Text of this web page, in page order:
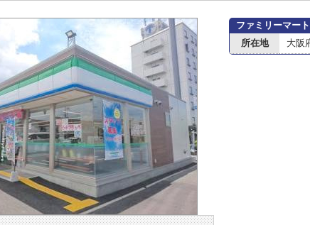
ファミリーマー
所在地
大阪